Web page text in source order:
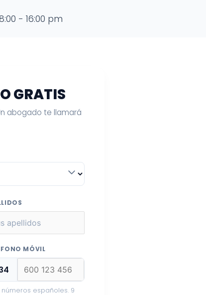
- 16:00 pm
GRATIS
abogado te llamará
MÓVIL
números españoles. 9